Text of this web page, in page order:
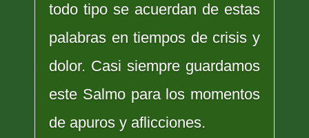
todo tipo se acuerdan de estas
palabras en tiempos de crisis y
dolor. Casi siempre guardamos
este Salmo para los momentos
de apuros y aflicciones.